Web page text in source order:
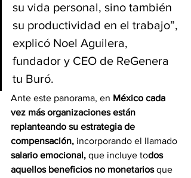
su vida personal, sino también
su productividad en el trabajo”,
explicó Noel Aguilera,
fundador y CEO de ReGenera
tu Buró.
Ante este panorama, en México cada
vez más organizaciones están
replanteando su estrategia de
compensación, incorporando el llamado
salario emocional, que incluye todos
aquellos beneficios no monetarios que